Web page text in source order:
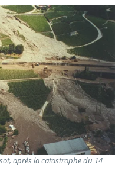
après la catastrophe du 14